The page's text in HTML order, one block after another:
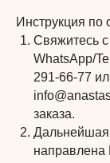
Инструкция
Свяжитесь
WhatsApp/
291-66-77
заказа.
Дальнейшая
направлена
Челлендж: 31
О тренере
Результаты и отзывы